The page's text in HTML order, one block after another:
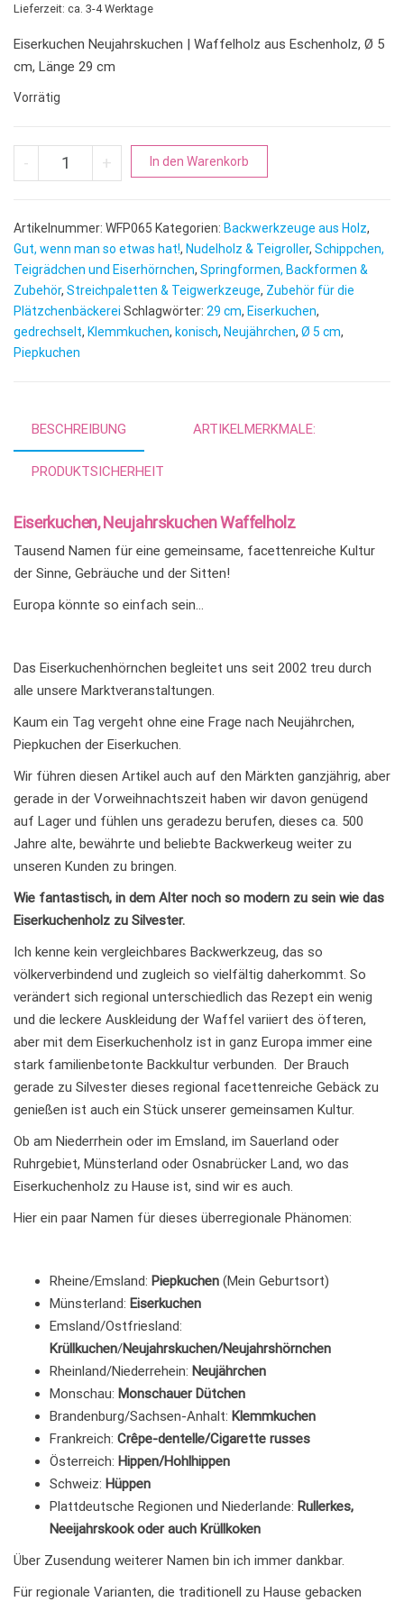
Lieferzeit: ca. 3-4 Werktage
Eiserkuchen Neujahrskuchen | Waffelholz aus Eschenholz, Ø 5
cm, Länge 29 cm
Vorrätig
- Eiserkuchen Neujahrskuchen | Waffelholz Menge
+ In den Warenkorb
e
r
n
a
t
i
Artikelnummer: WFP065 Kategorien: Backwerkzeuge aus Holz,
Gut, wenn man so etwas hat!, Nudelholz & Teigroller, Schippchen,
Teigrädchen und Eiserhörnchen, Springformen, Backformen &
Zubehör, Streichpaletten & Teigwerkzeuge, Zubehör für die
Plätzchenbäckerei Schlagwörter: 29 cm, Eiserkuchen,
gedrechselt, Klemmkuchen, konisch, Neujährchen, Ø 5 cm,
Piepkuchen
BESCHREIBUNG ARTIKELMERKMALE:
PRODUKTSICHERHEIT
Eiserkuchen, Neujahrskuchen Waffelholz
Tausend Namen für eine gemeinsame, facettenreiche Kultur
der Sinne, Gebräuche und der Sitten!
Europa könnte so einfach sein…
Das Eiserkuchenhörnchen begleitet uns seit 2002 treu durch
alle unsere Marktveranstaltungen.
Kaum ein Tag vergeht ohne eine Frage nach Neujährchen,
Piepkuchen der Eiserkuchen.
Wir führen diesen Artikel auch auf den Märkten ganzjährig, aber
gerade in der Vorweihnachtszeit haben wir davon genügend
auf Lager und fühlen uns geradezu berufen, dieses ca. 500
Jahre alte, bewährte und beliebte Backwerkeug weiter zu
unseren Kunden zu bringen.
Wie fantastisch, in dem Alter noch so modern zu sein wie das
Eiserkuchenholz zu Silvester.
Ich kenne kein vergleichbares Backwerkzeug, das so
völkerverbindend und zugleich so vielfältig daherkommt. So
verändert sich regional unterschiedlich das Rezept ein wenig
und die leckere Auskleidung der Waffel variiert des öfteren,
aber mit dem Eiserkuchenholz ist in ganz Europa immer eine
stark familienbetonte Backkultur verbunden. Der Brauch
gerade zu Silvester dieses regional facettenreiche Gebäck zu
genießen ist auch ein Stück unserer gemeinsamen Kultur.
Ob am Niederrhein oder im Emsland, im Sauerland oder
Ruhrgebiet, Münsterland oder Osnabrücker Land, wo das
Eiserkuchenholz zu Hause ist, sind wir es auch.
Hier ein paar Namen für dieses überregionale Phänomen:
Rheine/Emsland: Piepkuchen (Mein Geburtsort)
Münsterland: Eiserkuchen
Emsland/Ostfriesland:
Krüllkuchen/Neujahrskuchen/Neujahrshörnchen
Rheinland/Niederrehein: Neujährchen
Monschau: Monschauer Dütchen
Brandenburg/Sachsen-Anhalt: Klemmkuchen
Frankreich: Crêpe-dentelle/Cigarette russes
Österreich: Hippen/Hohlhippen
Schweiz: Hüppen
Plattdeutsche Regionen und Niederlande: Rullerkes,
Neeijahrskook oder auch Krüllkoken
Über Zusendung weiterer Namen bin ich immer dankbar.
Für regionale Varianten, die traditionell zu Hause gebacken